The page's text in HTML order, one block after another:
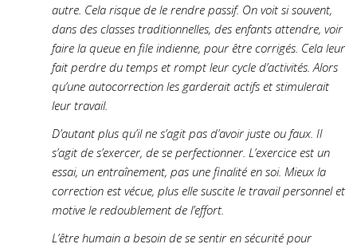
autre. Cela risque de le rendre passif. On voit si souvent,
dans des classes traditionnelles, des enfants attendre, voir
faire la queue en file indienne, pour être corrigés. Cela leur
fait perdre du temps et rompt leur cycle d’activités. Alors
qu’une autocorrection les garderait actifs et stimulerait
leur travail.
D’autant plus qu’il ne s’agit pas d’avoir juste ou faux. Il
s’agit de s’exercer, de se perfectionner. L’exercice est un
essai, un entraînement, pas une finalité en soi. Mieux la
correction est vécue, plus elle suscite le travail personnel et
motive le redoublement de l’effort.
L’être humain a besoin de se sentir en sécurité pour